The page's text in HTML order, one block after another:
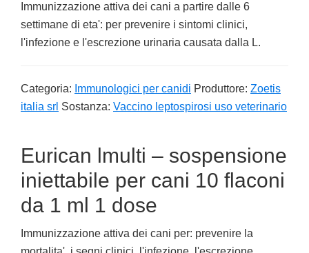
Immunizzazione attiva dei cani a partire dalle 6
settimane di eta': per prevenire i sintomi clinici,
l'infezione e l'escrezione urinaria causata dalla L.
Categoria: Immunologici per canidi Produttore: Zoetis
italia srl Sostanza: Vaccino leptospirosi uso veterinario
Eurican lmulti – sospensione
iniettabile per cani 10 flaconi
da 1 ml 1 dose
Immunizzazione attiva dei cani per: prevenire la